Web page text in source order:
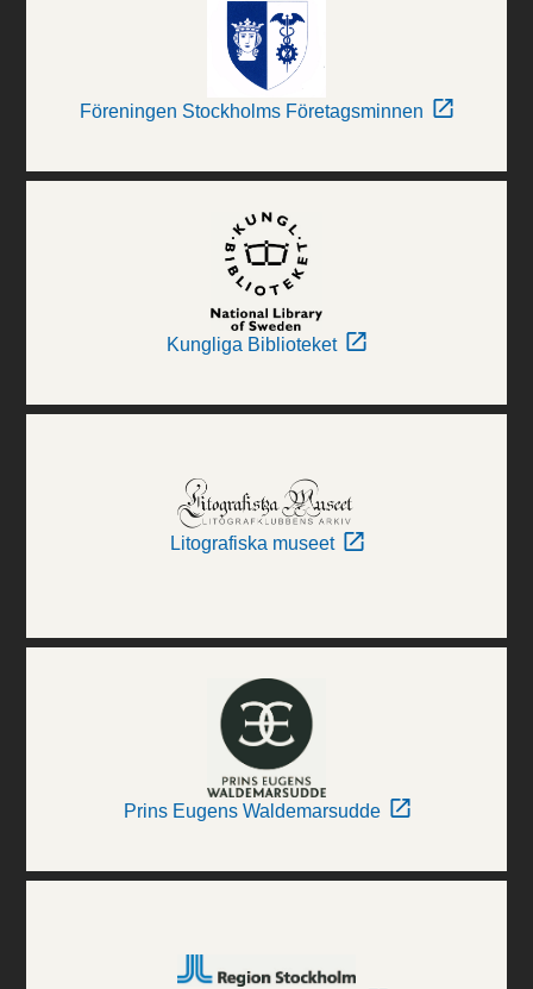
Föreningen Stockholms Företagsminnen
Kungliga Biblioteket
Litografiska museet
Prins Eugens Waldemarsudde